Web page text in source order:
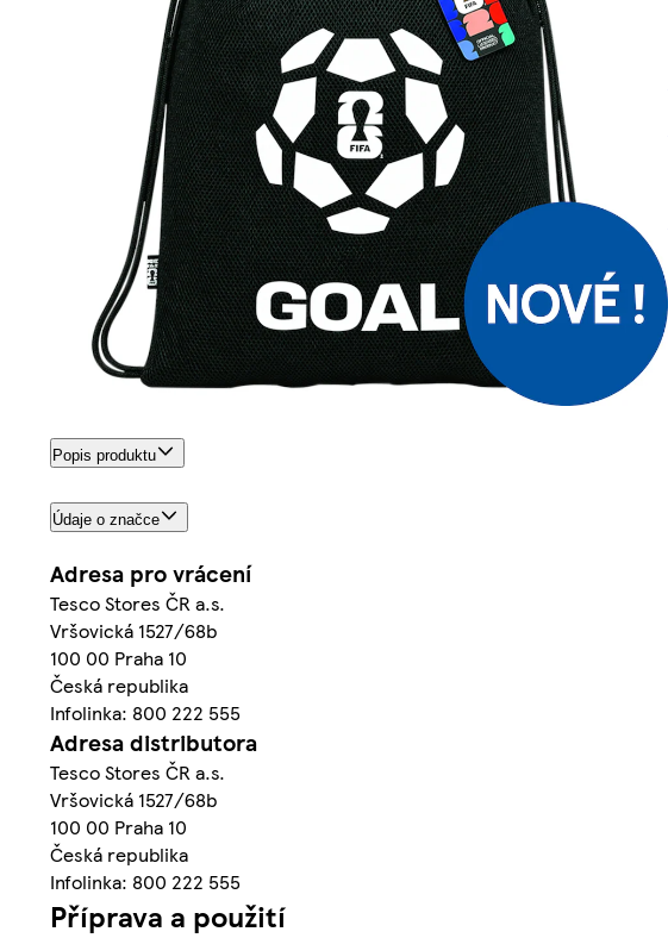
Popis produktu
Údaje o značce
Adresa pro vrácení
Tesco Stores ČR a.s.
Vršovická 1527/68b
100 00 Praha 10
Česká republika
Infolinka: 800 222 555
Adresa distributora
Tesco Stores ČR a.s.
Vršovická 1527/68b
100 00 Praha 10
Česká republika
Infolinka: 800 222 555
Příprava a použití